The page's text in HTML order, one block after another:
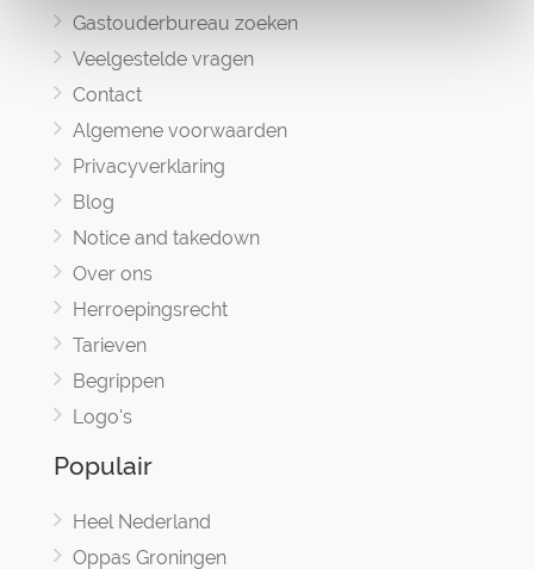
Gastouderbureau zoeken
Veelgestelde vragen
Contact
Algemene voorwaarden
Privacyverklaring
Blog
Notice and takedown
Over ons
Herroepingsrecht
Tarieven
Begrippen
Logo's
Populair
Heel Nederland
Oppas Groningen